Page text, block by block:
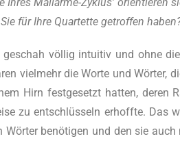
für Ihre Quar­tet­te getrof­fen
geschah völ­lig intui­tiv und ohne
viel­mehr die Wor­te und Wör­ter,
Hirn fest­ge­setzt hat­ten,
zu ent­schlüs­seln erhoff­te. Das
Wör­ter benö­ti­gen und den sie